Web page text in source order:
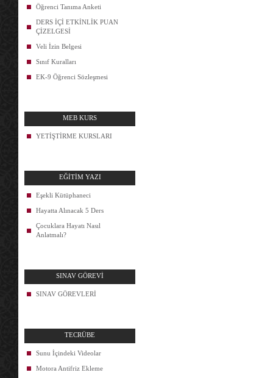
Öğrenci Tanıma Anketi
DERS İÇİ ETKİNLİK PUAN
ÇİZELGESİ
Veli İzin Belgesi
Sınıf Kuralları
EK-9 Öğrenci Sözleşmesi
MEB KURS
YETİŞTİRME KURSLARI
EĞİTİM YAZI
Eşekli Kütüphaneci
Hayatta Alınacak 5 Ders
Çocuklara Hayatı Nasıl
Anlatmalı?
SINAV GÖREVİ
SINAV GÖREVLERİ
TECRÜBE
Sunu İçindeki Videolar
Motora Antifriz Ekleme